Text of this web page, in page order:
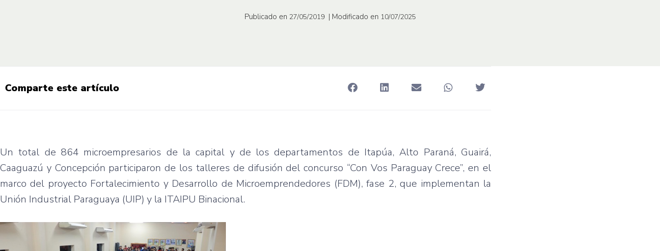
Publicado en 27/05/2019 | Modificado en 10/07/2025
Comparte este artículo
Un total de 864 microempresarios de la capital y de los departamentos de Itapúa, Alto Paraná, Guairá,
Caaguazú y Concepción participaron de los talleres de difusión del concurso “Con Vos Paraguay Crece”, en el
marco del proyecto Fortalecimiento y Desarrollo de Microemprendedores (FDM), fase 2, que implementan la
Unión Industrial Paraguaya (UIP) y la ITAIPU Binacional.